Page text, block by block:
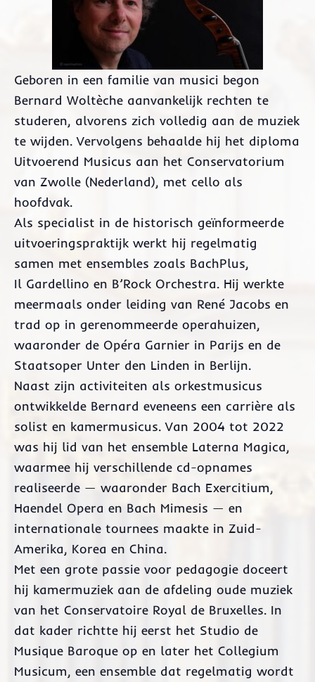
Geboren in een familie van musici begon
Bernard Woltèche aanvankelijk rechten te
studeren, alvorens zich volledig aan de muziek
te wijden. Vervolgens behaalde hij het diploma
Uitvoerend Musicus aan het Conservatorium
van Zwolle (Nederland), met cello als
hoofdvak.
Als specialist in de historisch geïnformeerde
uitvoeringspraktijk werkt hij regelmatig
samen met ensembles zoals BachPlus,
Il Gardellino en B’Rock Orchestra. Hij werkte
meermaals onder leiding van René Jacobs en
trad op in gerenommeerde operahuizen,
waaronder de Opéra Garnier in Parijs en de
Staatsoper Unter den Linden in Berlijn.
Naast zijn activiteiten als orkestmusicus
ontwikkelde Bernard eveneens een carrière als
solist en kamermusicus. Van 2004 tot 2022
was hij lid van het ensemble Laterna Magica,
waarmee hij verschillende cd-opnames
realiseerde — waaronder Bach Exercitium,
Haendel Opera en Bach Mimesis — en
internationale tournees maakte in Zuid-
Amerika, Korea en China.
Met een grote passie voor pedagogie doceert
hij kamermuziek aan de afdeling oude muziek
van het Conservatoire Royal de Bruxelles. In
dat kader richtte hij eerst het Studio de
Musique Baroque op en later het Collegium
Musicum, een ensemble dat regelmatig wordt